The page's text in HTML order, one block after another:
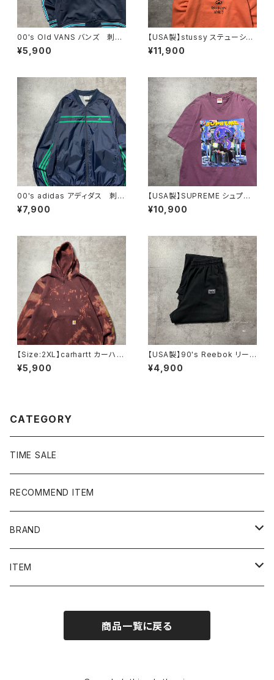
00's Old VANS バンズ 刺繍
ワンポイント ラインリブ ネイ
ビー ジャージ トラックジャケ
¥5,900
【USA製】stussy ステューシ
ー ワールドツアー バックプリ
ント オレンジ スウェット パ
¥11,900
00's adidas アディダス 刺繍
ワンポイント パフォーマンスロ
ゴ ノーカラー ネイビー ナ
¥7,900
【USA製】SUPREME シュプリ
ーム サイケデリック アートグ
ラフィック プリント パープ
¥10,900
【Size:2XL】carhartt カーハー
ト ルーズフィット ラベルロ
ゴ ワインレッド ボルドー ス
¥5,900
【USA製】90's Reebok リー
ボック ベクターロゴ ラベ
ル ブラック 薄手 スウェット
¥4,900
CATEGORY
TIME SALE
RECOMMEND ITEM
BRAND
NIKE
ITEM
商品一覧に戻る